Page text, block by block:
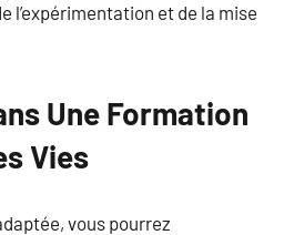
l’expérimentation et de la mise
Une Formation
Vies
vous pourrez